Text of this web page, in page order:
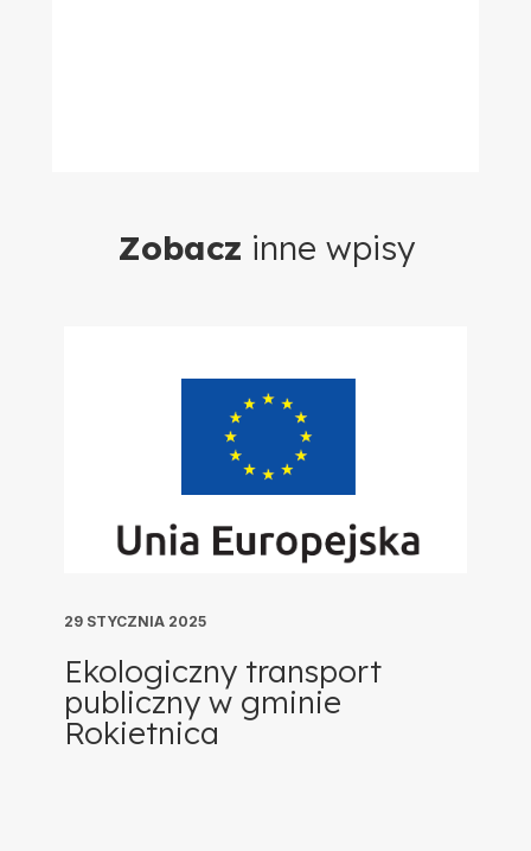
Zobacz inne wpisy
29 STYCZNIA 2025
Ekologiczny transport
publiczny w gminie
Rokietnica